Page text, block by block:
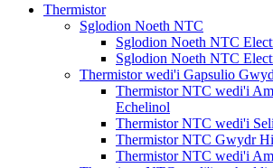
Thermistor
Sglodion Noeth NTC
Sglodion Noeth NTC
Sglodion Noeth NTC
Thermistor wedi'i Gapsulio
Thermistor NTC wedi'i
Echelinol
Thermistor NTC wedi'i
Thermistor NTC Gwydr
Thermistor NTC wedi'i